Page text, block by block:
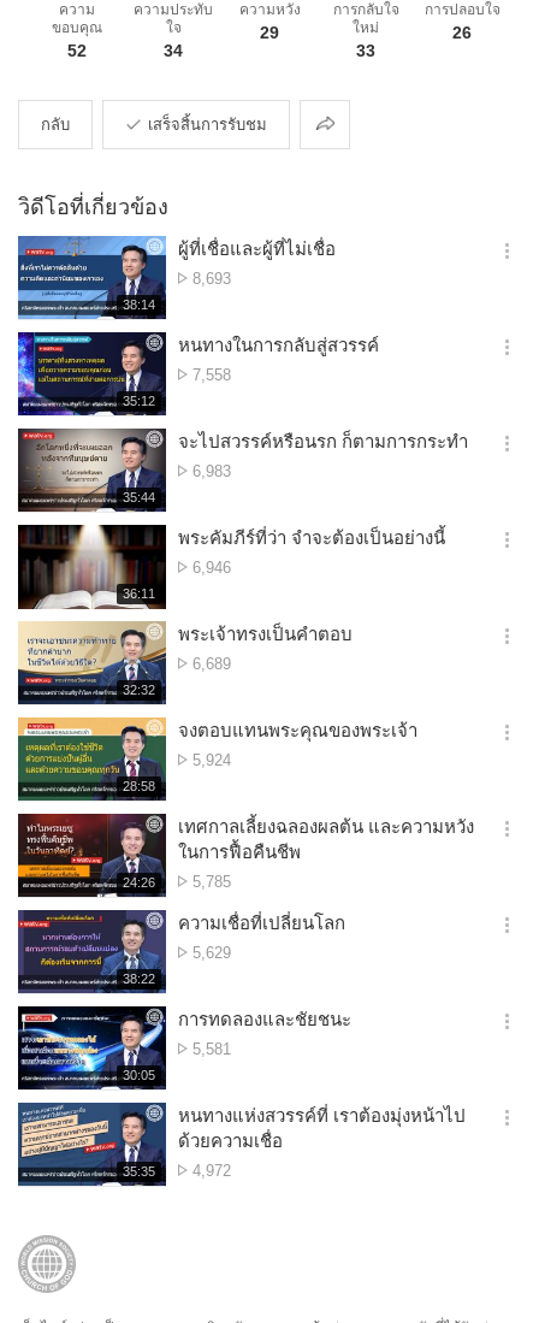
ความ
ขอบคุณ
52
ความประทับ
ใจ
34
ความหวัง
29
การกลับใจ
ใหม่
33
การปลอบใจ
26
กลับ เสร็จสิ้นการรับชม
การ
แบ่ง
วิดีโอที่เกี่ยวข้อง
재
생
시
간
38:14
ผู้ที่เชื่อและผู้ที่ไม่เชื่อ
จำนวน
8,693
옵
기
재
생
시
간
35:12
หนทางในการกลับสู่สวรรค์
จำนวน
7,558
옵
기
재
생
시
간
35:44
จะไปสวรรค์หรือนรก ก็ตามการกระทำ
จำนวน
6,983
옵
기
재
생
시
간
36:11
พระคัมภีร์ที่ว่า จำจะต้องเป็นอย่างนี้
จำนวน
6,946
옵
기
재
생
시
간
32:32
พระเจ้าทรงเป็นคำตอบ
จำนวน
6,689
옵
기
재
생
시
간
28:58
จงตอบแทนพระคุณของพระเจ้า
จำนวน
5,924
옵
기
재
생
시
간
24:26
เทศกาลเลี้ยงฉลองผลต้น และความหวัง
ในการฟื้อคืนชีพ
จำนวน
ดู
5,785
옵
기
재
생
시
간
38:22
ความเชื่อที่เปลี่ยนโลก
จำนวน
5,629
옵
기
재
생
시
간
30:05
การทดลองและชัยชนะ
จำนวน
5,581
옵
기
재
생
35:35
หนทางแห่งสวรรค์ที่ เราต้องมุ่งหน้าไป
ด้วยความเชื่อ
จำนวน
4,972
옵